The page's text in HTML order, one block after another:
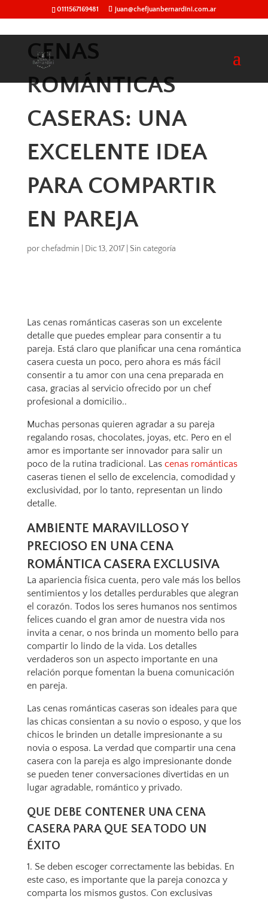
0111567169481 juan@chefjuanbernardini.com.ar
CENAS
ROMÁNTICAS
CASERAS: UNA
EXCELENTE IDEA
PARA COMPARTIR
EN PAREJA
porchefadmin Dic 13, 2017| Sin categoría
Las cenas románticas caseras son un excelente
detalle que puedes emplear para consentir a tu
pareja. Está claro que planificar una cena romántica
casera cuesta un poco, pero ahora es más fácil
consentir a tu amor con una cena preparada en
casa, gracias al servicio ofrecido por un chef
profesional a domicilio..
Muchas personas quieren agradar a su pareja
regalando rosas, chocolates, joyas, etc. Pero en el
amor es importante ser innovador para salir un
poco de la rutina tradicional. Las cenas románticas
caseras tienen el sello de excelencia, comodidad y
exclusividad, por lo tanto, representan un lindo
detalle.
AMBIENTE MARAVILLOSO Y
PRECIOSO EN UNA CENA
ROMÁNTICA CASERA EXCLUSIVA
La apariencia física cuenta, pero vale más los bellos
sentimientos y los detalles perdurables que alegran
el corazón. Todos los seres humanos nos sentimos
felices cuando el gran amor de nuestra vida nos
invita a cenar, o nos brinda un momento bello para
compartir lo lindo de la vida. Los detalles
verdaderos son un aspecto importante en una
relación porque fomentan la buena comunicación
en pareja.
Las cenas románticas caseras son ideales para que
las chicas consientan a su novio o esposo, y que los
chicos le brinden un detalle impresionante a su
novia o esposa. La verdad que compartir una cena
casera con la pareja es algo impresionante donde
se pueden tener conversaciones divertidas en un
lugar agradable, romántico y privado.
QUE DEBE CONTENER UNA CENA
CASERA PARA QUE SEA TODO UN
ÉXITO
1. Se deben escoger correctamente las bebidas. En
este caso, es importante que la pareja conozca y
comparta los mismos gustos. Con exclusivas